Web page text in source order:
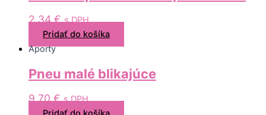
2,34€ s DPH
Pridať do košíka
Aporty
Pneu malé blikajúce
9,70€ s DPH